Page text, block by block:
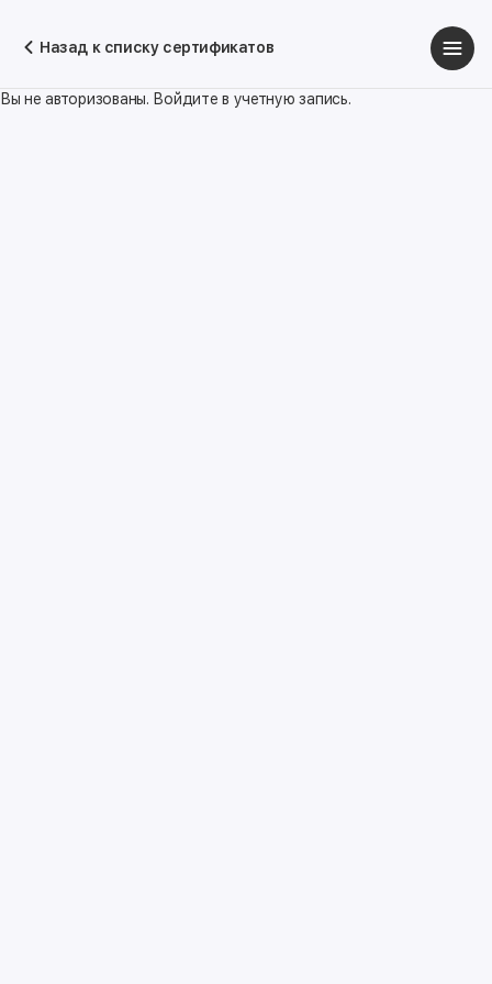
Назад к списку сертификатов
Вы не авторизованы. Войдите в учетную запись.